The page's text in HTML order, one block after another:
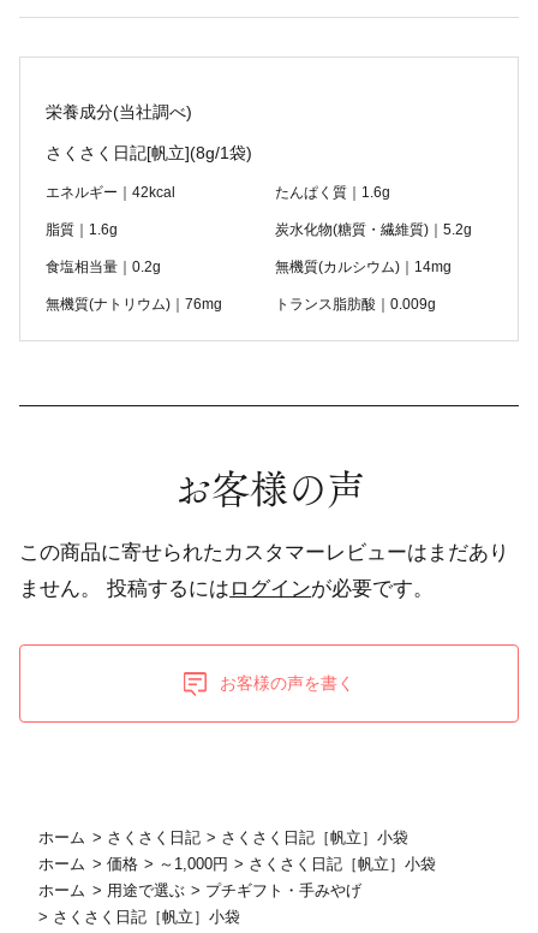
栄養成分(当社調べ)
さくさく日記[帆立](8g/1袋)
エネルギー｜42kcal たんぱく質｜1.6g
脂質｜1.6g 炭水化物(糖質・繊維質)｜5.2g
食塩相当量｜0.2g 無機質(カルシウム)｜14mg
無機質(ナトリウム)｜76mg トランス脂肪酸｜0.009g
お客様の声
この商品に寄せられたカスタマーレビューはまだあり
ません。
投稿するには ログインが必要です。
お客様の声を書く
ホーム > さくさく日記 > さくさく日記［帆立］小袋
ホーム > 価格 > ～1,000円 > さくさく日記［帆立］小袋
ホーム > 用途で選ぶ > プチギフト・手みやげ
> さくさく日記［帆立］小袋